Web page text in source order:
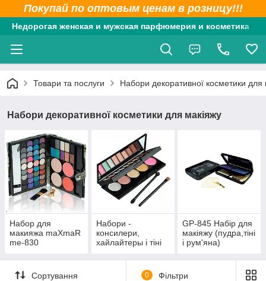
Покупай по оптовым ценам в розницу!!!
Недорогая женская и мужская парфюмерия и косметика
Товари та послуги Набори декоративної косметики для
Набори декоративної косметики для макіяжу
Набор для
макияжа maXmaR
me-830
ра)
Набори -
консилери,
хайлайтеры і тіні
GP-845 Набір для
макіяжу (пудра,тіні
і рум'яна)
Сортування 0 Фільтри